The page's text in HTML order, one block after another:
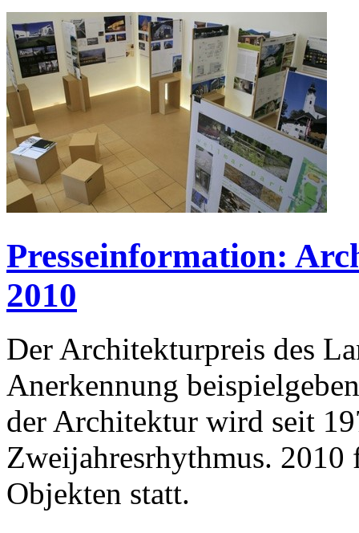
Presseinformation:
2010
Der Architekturpreis des
Anerkennung
der Architektur wird seit
Zweijahresrhythmus.
Objekten statt.